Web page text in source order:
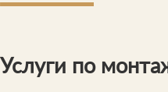
Услуги по